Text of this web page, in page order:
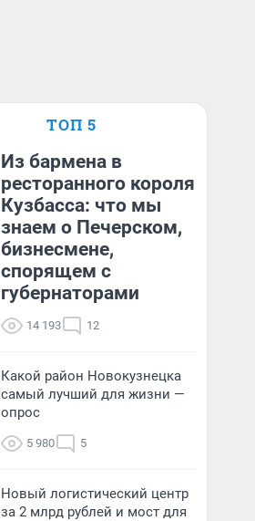
ТОП 5
Из бармена в
ресторанного короля
Кузбасса: что мы
знаем о Печерском,
бизнесмене,
спорящем с
губернаторами
14 193 12
Какой район Новокузнецка
самый лучший для жизни —
опрос
5 980 5
Новый логистический центр
за 2 млрд рублей и мост для